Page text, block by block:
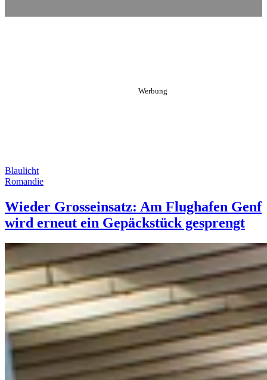
Blaulicht
Romandie
Wieder Grosseinsatz: Am Flughafen Genf
wird erneut ein Gepäckstück gesprengt